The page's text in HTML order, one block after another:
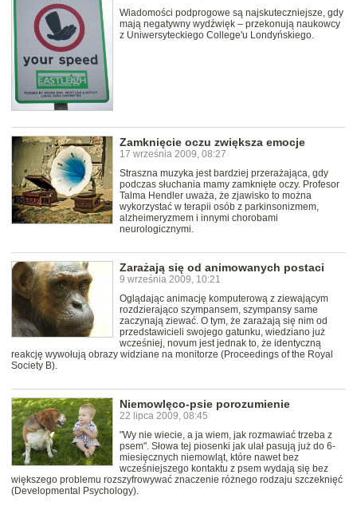
Wiadomości podprogowe są najskuteczniejsze, gdy
mają negatywny wydźwięk – przekonują naukowcy
z Uniwersyteckiego College'u Londyńskiego.
Zamknięcie oczu zwiększa emocje
17 września 2009, 08:27
Straszna muzyka jest bardziej przerażająca, gdy
podczas słuchania mamy zamknięte oczy. Profesor
Talma Hendler uważa, że zjawisko to można
wykorzystać w terapii osób z parkinsonizmem,
alzheimeryzmem i innymi chorobami
neurologicznymi.
Zarażają się od animowanych postaci
9 września 2009, 10:21
Oglądając animację komputerową z ziewającym
rozdzierająco szympansem, szympansy same
zaczynają ziewać. O tym, że zarażają się nim od
przedstawicieli swojego gatunku, wiedziano już
wcześniej, novum jest jednak to, że identyczną
reakcję wywołują obrazy widziane na monitorze (Proceedings of the Royal
Society B).
Niemowlęco-psie porozumienie
22 lipca 2009, 08:45
"Wy nie wiecie, a ja wiem, jak rozmawiać trzeba z
psem". Słowa tej piosenki jak ulał pasują już do 6-
miesięcznych niemowląt, które nawet bez
wcześniejszego kontaktu z psem wydają się bez
większego problemu rozszyfrowywać znaczenie różnego rodzaju szczeknięć
(Developmental Psychology).